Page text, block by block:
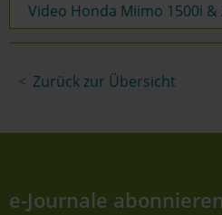
Video Honda Miimo 1500i &
Zurück zur Übersicht
e-Journale abonnieren